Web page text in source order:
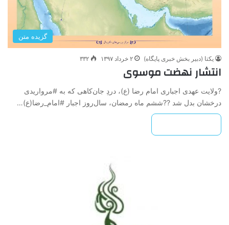
گزیده متن
یکتا (دبیر بخش خبری پایگاه) ۲ خرداد ۱۳۹۷ ۳۳۲
انتشار نهضت موسوی
?ولایت عهدی اجباری امام رضا (ع)، دردِ جان‌کاهی که به #مرواریدی
درخشان بدل شد ??ششم ماه رمضان، سال‌روز اجبار #امام_رضا(ع)…